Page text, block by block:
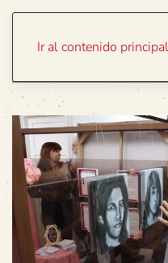
Ir al contenido principal